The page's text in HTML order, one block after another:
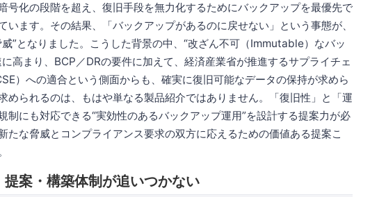
号化の段階を超え、復旧手段を無力化するためにバックアップを最優先で
います。その結果、「バックアップがあるのに戻せない」という事態が、
”となりました。こうした背景の中、“改ざん不可（Immutable）なバッ
高まり、BCP／DRの要件に加えて、経済産業省が推進するサプライチェ
）への適合という側面からも、確実に復旧可能なデータの保持が求めら
められるのは、もはや単なる製品紹介ではありません。「復旧性」と「運
制にも対応できる“実効性のあるバックアップ運用”を設計する提案力が必
たな脅威とコンプライアンス要求の双方に応えるための価値ある提案こ
案・構築体制が追いつかない